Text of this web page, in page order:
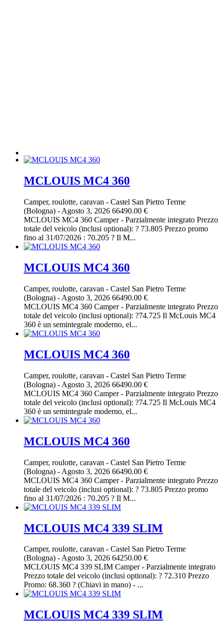
MCLOUIS MC4 360
Camper, roulotte, caravan - Castel San Pietro Terme
(Bologna) - Agosto 3, 2026 66490.00 €
MCLOUIS MC4 360 Camper - Parzialmente integrato Prezzo
totale del veicolo (inclusi optional): ? 73.805 Prezzo promo
fino al 31/07/2026 : 70.205 ? Il M...
MCLOUIS MC4 360
Camper, roulotte, caravan - Castel San Pietro Terme
(Bologna) - Agosto 3, 2026 66490.00 €
MCLOUIS MC4 360 Camper - Parzialmente integrato Prezzo
totale del veicolo (inclusi optional): ?74.725 Il McLouis MC4
360 è un semintegrale moderno, el...
MCLOUIS MC4 360
Camper, roulotte, caravan - Castel San Pietro Terme
(Bologna) - Agosto 3, 2026 66490.00 €
MCLOUIS MC4 360 Camper - Parzialmente integrato Prezzo
totale del veicolo (inclusi optional): ?74.725 Il McLouis MC4
360 è un semintegrale moderno, el...
MCLOUIS MC4 360
Camper, roulotte, caravan - Castel San Pietro Terme
(Bologna) - Agosto 3, 2026 66490.00 €
MCLOUIS MC4 360 Camper - Parzialmente integrato Prezzo
totale del veicolo (inclusi optional): ? 73.805 Prezzo promo
fino al 31/07/2026 : 70.205 ? Il M...
MCLOUIS MC4 339 SLIM
Camper, roulotte, caravan - Castel San Pietro Terme
(Bologna) -Agosto 3, 2026 64250.00 €
MCLOUIS MC4 339 SLIM Camper - Parzialmente integrato
Prezzo totale del veicolo (inclusi optional): ? 72.310 Prezzo
Promo: 68.360 ? (Chiavi in mano) - ...
MCLOUIS MC4 339 SLIM